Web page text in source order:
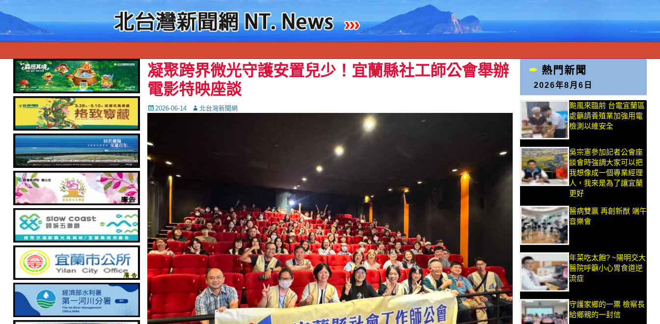
凝聚跨界微光守護安置兒少！宜蘭縣社工師公會舉辦
電影特映座談
Posted
2026-06-14 Autor北台灣新聞網
熱門新聞
2026年8月6日
颱風來臨前 台電宜蘭區
處籲請養殖業加強用電
檢測以維安全
吳宗憲參加記者公會座
談會時強調大家可以把
我想像成一個專業經理
人，我來是為了讓宜蘭
更好
醫病雙贏 再創新猷 端午
音樂會
年菜吃太飽? ~陽明交大
醫院呼籲小心胃食道逆
流症
守護家鄉的一票 檢察長
給鄉親的一封信